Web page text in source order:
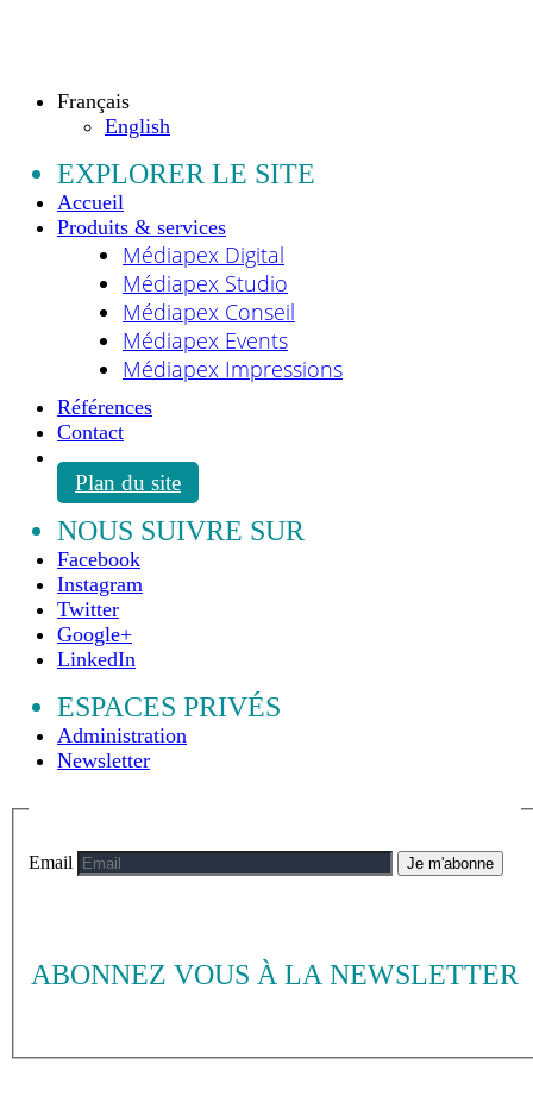
Français
English
EXPLORER LE SITE
Accueil
Produits & services
Médiapex Digital
Médiapex Studio
Médiapex Conseil
Médiapex Events
Médiapex Impressions
Références
Contact
Plan du site
NOUS SUIVRE SUR
Facebook
Instagram
Twitter
Google+
LinkedIn
ESPACES PRIVÉS
Administration
Newsletter
ABONNEZ VOUS À LA NEWSLETTER
Email Je m'abonne